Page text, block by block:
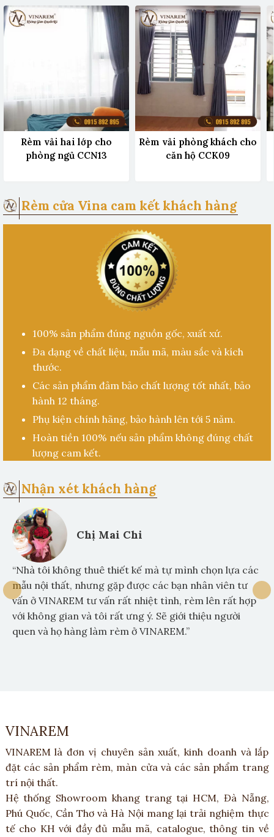
Rèm vải hai lớp cho
phòng ngủ CCN13
Rèm vải phòng khách cho
căn hộ CCK09
Rèm cửa Vina cam kết khách hàng
100% sản phẩm đúng nguồn gốc, xuất xứ.
Đa dạng về chất liệu, mẫu mã, màu sắc và kích
thước.
Các sản phẩm đảm bảo chất lượng tốt nhất, bảo
hành 12 tháng.
Phụ kiện chính hãng, bảo hành lên tới 5 năm.
Hoàn tiền 100% nếu sản phẩm không đúng chất
lượng cam kết.
Nhận xét khách hàng
Chị Mai Chi
“Nhà tôi không thuê thiết kế mà tự mình chọn lựa các
mẫu nội thất, nhưng gặp được các bạn nhân viên tư
vấn ở VINAREM tư vấn rất nhiệt tình, rèm lên rất hợp
với không gian và tôi rất ưng ý. Sẽ giới thiệu người
quen và họ hàng làm rèm ở VINAREM.”
VINAREM
VINAREM là đơn vị chuyên sản xuất, kinh doanh và lắp
đặt các sản phẩm rèm, màn cửa và các sản phẩm trang
trí nội thất.
Hệ thống Showroom khang trang tại HCM, Đà Nẵng,
Phú Quốc, Cần Thơ và Hà Nội mang lại trải nghiệm thực
tế cho KH với đầy đủ mẫu mã, catalogue, thông tin về